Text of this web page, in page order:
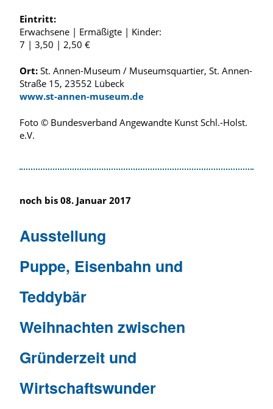
Eintritt:
Erwachsene | Ermäßigte | Kinder:
7 | 3,50 | 2,50 €
Ort: St. Annen-Museum / Museumsquartier, St. Annen-
Straße 15, 23552 Lübeck
www.st-annen-museum.de
Foto © Bundesverband Angewandte Kunst Schl.-Holst.
e.V.
noch bis 08. Januar 2017
Ausstellung
Puppe, Eisenbahn und
Teddybär
Weihnachten zwischen
Gründerzeit und
Wirtschaftswunder